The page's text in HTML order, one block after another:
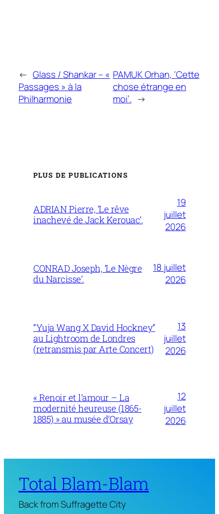
← Glass / Shankar – «
Passages » à la
Philharmonie
PAMUK Orhan, ‘Cette
chose étrange en
moi’. →
PLUS DE PUBLICATIONS
ADRIAN Pierre, ‘Le rêve
inachevé de Jack Kerouac’.
19
juillet
2026
CONRAD Joseph, ‘Le Nègre
du Narcisse’.
18 juillet
2026
“Yuja Wang X David Hockney”
au Lightroom de Londres
(retransmis par Arte Concert)
13
juillet
2026
« Renoir et l’amour – La
modernité heureuse (1865-
1885) » au musée d’Orsay
12
juillet
2026
Total Blam-Blam
Back from Suffragette City